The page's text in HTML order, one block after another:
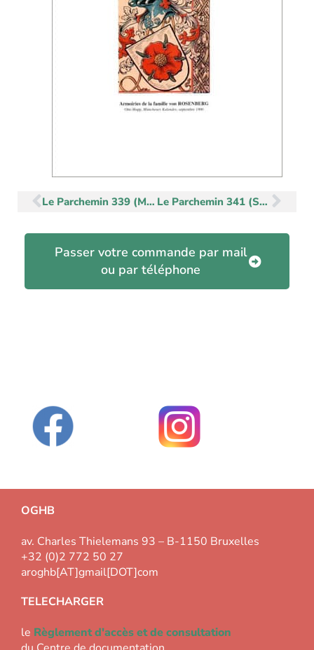
Précédent Le Parchemin 339 (Mai-Juin 2002) Le Parchemin 341 (Septembre-Octobre 2002)
Passer votre commande par mail
ou par téléphone
OGHB
av. Charles Thielemans 93 – B-1150 Bruxelles
+32 (0)2 772 50 27
aroghb[AT]gmail[DOT]com
TELECHARGER
le Règlement d'accès et de consultation